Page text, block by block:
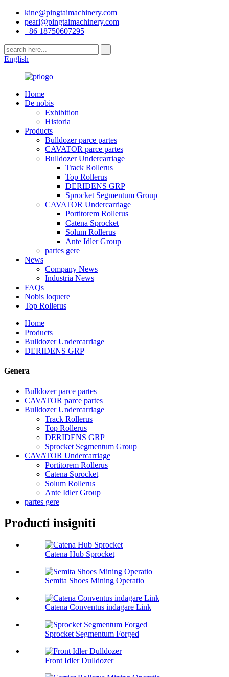
kine@pingtaimachinery.com
pearl@pingtaimachinery.com
+86 18750607295
English
Home
De nobis
Exhibition
Historia
Products
Bulldozer parce partes
CAVATOR parce partes
Bulldozer Undercarriage
Track Rollerus
Top Rollerus
DERIDENS GRP
Sprocket Segmentum Group
CAVATOR Undercarriage
Portitorem Rollerus
Catena Sprocket
Solum Rollerus
Ante Idler Group
partes gere
News
Company News
Industria News
FAQs
Nobis loquere
Top Rollerus
Home
Products
Bulldozer Undercarriage
DERIDENS GRP
Genera
Bulldozer parce partes
CAVATOR parce partes
Bulldozer Undercarriage
Track Rollerus
Top Rollerus
DERIDENS GRP
Sprocket Segmentum Group
CAVATOR Undercarriage
Portitorem Rollerus
Catena Sprocket
Solum Rollerus
Ante Idler Group
partes gere
Producti insigniti
Catena Hub Sprocket
Semita Shoes Mining Operatio
Catena Conventus indagare Link
Sprocket Segmentum Forged
Front Idler Dulldozer